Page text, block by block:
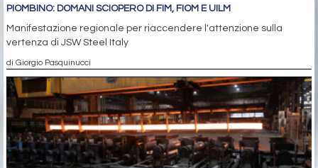
PIOMBINO: DOMANI SCIOPERO DI FIM, FIOM E UILM
Manifestazione regionale per riaccendere l'attenzione sulla
vertenza di JSW Steel Italy
di Giorgio Pasquinucci